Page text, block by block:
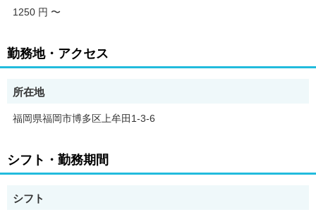
対応や作業を見ながら覚えていきます。対応に沿ったマニュアル
があり、見返す事も出来ますし、先輩達もしっかりフォローして
1250 円 〜
勤務地・アクセス
所在地
福岡県福岡市博多区上牟田1-3-6
シフト・勤務期間
シフト